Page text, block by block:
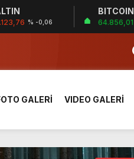
% -0,06
BITCOIN
64.856,01
yük kazaya neden oldu
paylaştı
GALERİ VIDEO GALERİ